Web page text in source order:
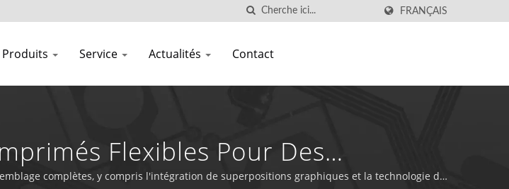
FRANÇAIS
Produits Service Actualités Contact
Flexibles Pour Des
complètes, y compris l'intégration de superpositions graphiques et la technologie de